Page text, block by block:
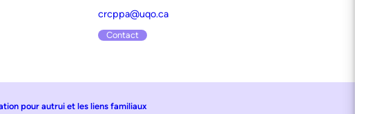
crcppa@uqo.ca
Contact
pour autrui et les liens familiaux